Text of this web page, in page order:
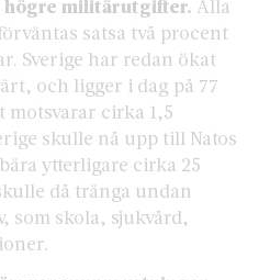
högre militärutgifter. Alla
satsa två procent
Sverige har redan ökat
och ligger i dag på 77
cirka 1,5
skulle nå upp till Natos
ytterligare cirka 25
då tränga undan
som skola, sjukvård,